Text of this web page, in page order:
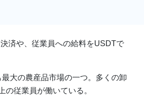
済や、従業員への給料をUSDTで
大の農産品市場の一つ。多くの卸
従業員が働いている。